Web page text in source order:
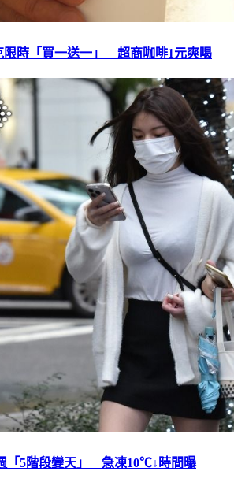
限時「買一送一」 超商咖啡1元爽喝
「5階段變天」 急凍10℃↓時間曝